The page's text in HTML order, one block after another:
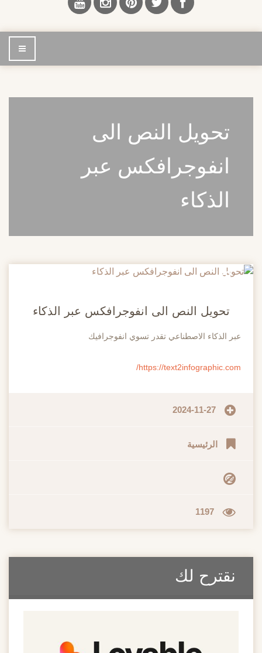
إضغط
للتصفح
تحويل النص الى
انفوجرافكس عبر
الذكاء
20
تحويل النص الى انفوجرافكس عبر الذكاء
عبر الذكاء الاصطناعي تقدر تسوي انفوجرافيك
https://text2infographic.com/
2024-11-27
الرئيسية
1197
نقترح لك